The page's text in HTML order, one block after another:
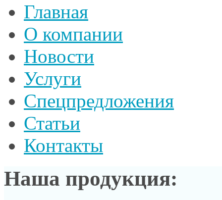
Главная
О компании
Новости
Услуги
Спецпредложения
Статьи
Контакты
Наша продукция: